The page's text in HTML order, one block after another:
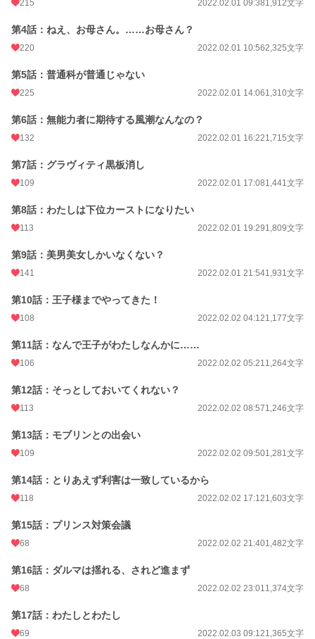
月間ポイント
年間ポイント 42,891 pt (11,697 位)
215 2022.02.01 09:381,912文字
第4話：ねえ、お母さん。……お母さん？
220 2022.02.01 10:562,325文字
第5話：普通科が普通じゃない
225 2022.02.01 14:061,310文字
第6話：無能力者に期待する風潮なんなの？
132 2022.02.01 16:221,715文字
第7話：グラヴィティ黒板消し
109 2022.02.01 17:081,441文字
第8話：わたしは下位カーストになりたい
113 2022.02.01 19:291,809文字
第9話：美男美女しかいなくない？
141 2022.02.01 21:541,931文字
第10話：王子様までやってきた！
108 2022.02.02 04:121,177文字
第11話：なんで王子がわたしなんかに……
106 2022.02.02 05:211,264文字
第12話：そっとしておいてくれない？
113 2022.02.02 08:571,246文字
第13話：モブリンとの出会い
109 2022.02.02 09:501,281文字
第14話：とりあえず利害は一致しているから
118 2022.02.02 17:121,603文字
第15話：プリンス対策会議
68 2022.02.02 21:401,482文字
第16話：ダルマは揺れる、されど進まず
68 2022.02.02 23:011,374文字
第17話：わたしとわたし
69 2022.02.03 09:121,365文字